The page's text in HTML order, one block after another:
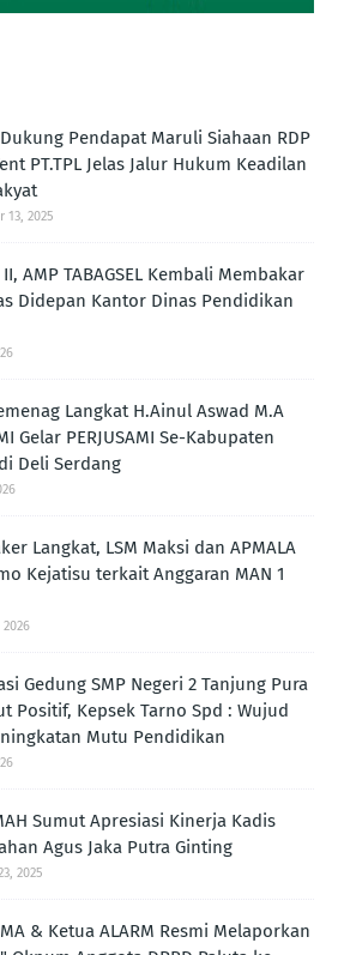
Dukung Pendapat Maruli Siahaan RDP
PT.TPL Jelas Jalur Hukum Keadilan
13, 2025
AMP TABAGSEL Kembali Membakar
Didepan Kantor Dinas Pendidikan
Langkat H.Ainul Aswad M.A
Gelar PERJUSAMI Se-Kabupaten
Deli Serdang
Langkat, LSM Maksi dan APMALA
Kejatisu terkait Anggaran MAN 1
Gedung SMP Negeri 2 Tanjung Pura
Positif, Kepsek Tarno Spd : Wujud
Mutu Pendidikan
Sumut Apresiasi Kinerja Kadis
Agus Jaka Putra Ginting
2025
& Ketua ALARM Resmi Melaporkan